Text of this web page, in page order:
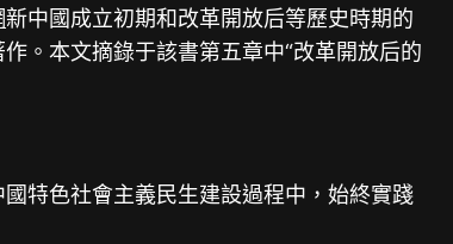
新中國成立初期和改革開放后等歷史時期的
。本文摘錄于該書第五章中“改革開放后的
特色社會主義民生建設過程中，始終實踐